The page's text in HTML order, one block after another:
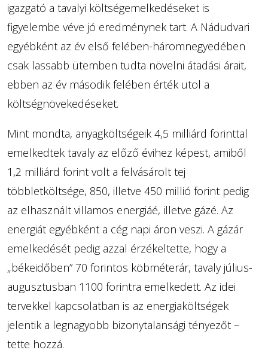
igazgató a tavalyi költségemelkedéseket is
figyelembe véve jó eredménynek tart. A Nádudvari
egyébként az év első felében-háromnegyedében
csak lassabb ütemben tudta növelni átadási árait,
ebben az év második felében érték utol a
költségnövekedéseket.
Mint mondta, anyagköltségeik 4,5 milliárd forinttal
emelkedtek tavaly az előző évihez képest, amiből
1,2 milliárd forint volt a felvásárolt tej
többletköltsége, 850, illetve 450 millió forint pedig
az elhasznált villamos energiáé, illetve gázé. Az
energiát egyébként a cég napi áron veszi. A gázár
emelkedését pedig azzal érzékeltette, hogy a
„békeidőben” 70 forintos köbméterár, tavaly július-
augusztusban 1100 forintra emelkedett. Az idei
tervekkel kapcsolatban is az energiaköltségek
jelentik a legnagyobb bizonytalansági tényezőt –
tette hozzá.